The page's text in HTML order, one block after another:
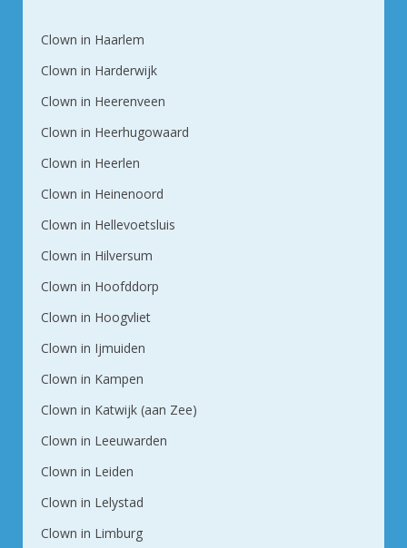
Clown in Haarlem
Clown in Harderwijk
Clown in Heerenveen
Clown in Heerhugowaard
Clown in Heerlen
Clown in Heinenoord
Clown in Hellevoetsluis
Clown in Hilversum
Clown in Hoofddorp
Clown in Hoogvliet
Clown in Ijmuiden
Clown in Kampen
Clown in Katwijk (aan Zee)
Clown in Leeuwarden
Clown in Leiden
Clown in Lelystad
Clown in Limburg